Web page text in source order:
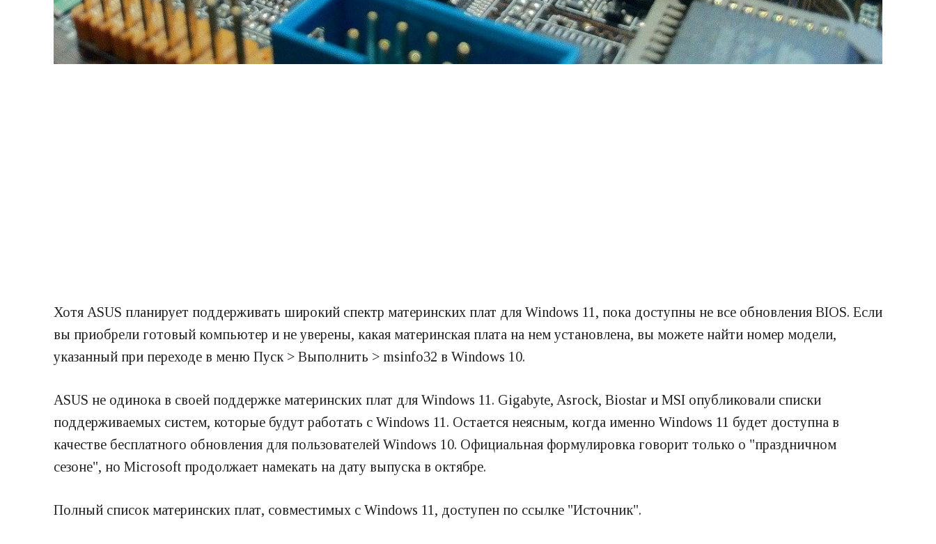
Хотя ASUS планирует поддерживать широкий спектр материнских плат для Windows 11, пока доступны не все обновления BIOS. Если
вы приобрели готовый компьютер и не уверены, какая материнская плата на нем установлена, вы можете найти номер модели,
указанный при переходе в меню Пуск > Выполнить > msinfo32 в Windows 10.
ASUS не одинока в своей поддержке материнских плат для Windows 11. Gigabyte, Asrock, Biostar и MSI опубликовали списки
поддерживаемых систем, которые будут работать с Windows 11. Остается неясным, когда именно Windows 11 будет доступна в
качестве бесплатного обновления для пользователей Windows 10. Официальная формулировка говорит только о "праздничном
сезоне", но Microsoft продолжает намекать на дату выпуска в октябре.
Полный список материнских плат, совместимых с Windows 11, доступен по ссылке "Источник".